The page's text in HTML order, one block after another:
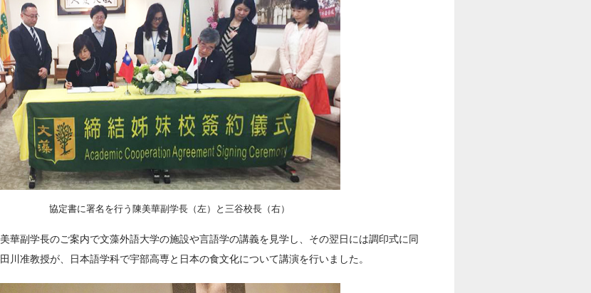
協定書に署名を行う陳美華副学長（左）と三谷校長（右）
華副学長のご案内で文藻外語大学の施設や言語学の講義を見学し、その翌日には調印式に同
川准教授が、日本語学科で宇部高専と日本の食文化について講演を行いました。